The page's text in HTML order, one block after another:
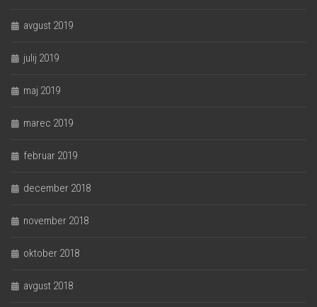
avgust 2019
julij 2019
maj 2019
marec 2019
februar 2019
december 2018
november 2018
oktober 2018
avgust 2018